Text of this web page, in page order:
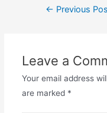
Post← Previous
Leave a
Your email address
are marked *